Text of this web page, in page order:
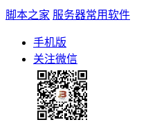
脚本之家 服务器常用软件
手机版
关注微信